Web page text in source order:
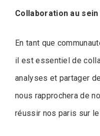
Collaboration au
En tant que
il est essentiel de
analyses et partager
nous rapprochera de
réussir nos paris sur